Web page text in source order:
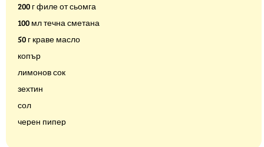
200 г филе от сьомга
100 мл течна сметана
50 г краве масло
копър
лимонов сок
зехтин
сол
черен пипер